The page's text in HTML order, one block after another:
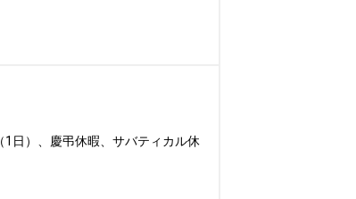
日）、慶弔休暇、サバティカル休